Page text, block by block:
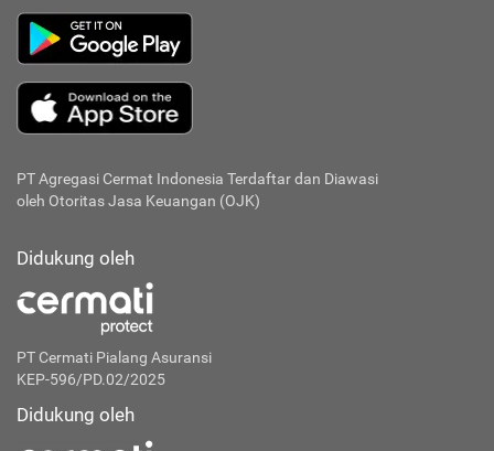
PT Agregasi Cermat Indonesia Terdaftar dan Diawasi
oleh Otoritas Jasa Keuangan (OJK)
Didukung oleh
PT Cermati Pialang Asuransi
KEP-596/PD.02/2025
Didukung oleh